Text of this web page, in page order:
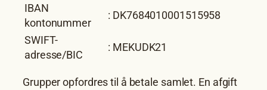
IBAN
kontonummer
: DK7684010001515958
SWIFT-
adresse/BIC
: MEKUDK21
Grupper opfordres til å betale samlet. En afgift